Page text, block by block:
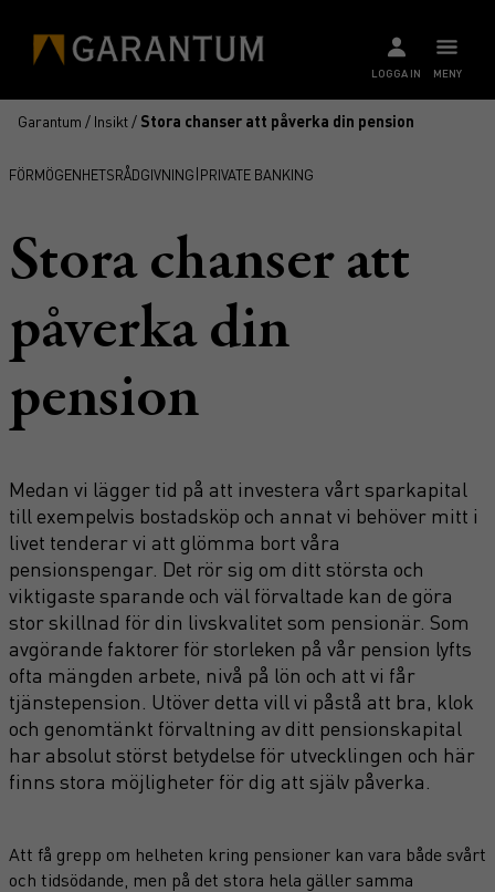
MENY
LOGGA IN
Garantum / Insikt / Stora chanser att påverka din pension
FÖRMÖGENHETSRÅDGIVNING|PRIVATE BANKING
Stora chanser att
påverka din
pension
Medan vi lägger tid på att investera vårt sparkapital
till exempelvis bostadsköp och annat vi behöver mitt i
livet tenderar vi att glömma bort våra
pensionspengar. Det rör sig om ditt största och
viktigaste sparande och väl förvaltade kan de göra
stor skillnad för din livskvalitet som pensionär. Som
avgörande faktorer för storleken på vår pension lyfts
ofta mängden arbete, nivå på lön och att vi får
tjänstepension. Utöver detta vill vi påstå att bra, klok
och genomtänkt förvaltning av ditt pensionskapital
har absolut störst betydelse för utvecklingen och här
finns stora möjligheter för dig att själv påverka.
Att få grepp om helheten kring pensioner kan vara både svårt
och tidsödande, men på det stora hela gäller samma